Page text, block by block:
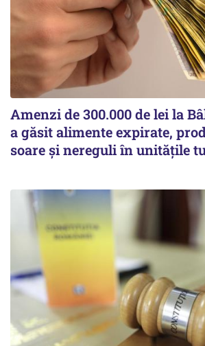
Amenzi de 300.000 de lei la
a găsit alimente expirate,
soare și nereguli în unitățile